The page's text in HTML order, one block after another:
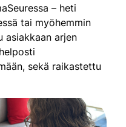
– heti
tai myöhemmin
asiakkaan arjen
sekä raikastettu